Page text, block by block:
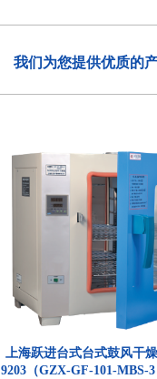
我们为您提供优质的
上海跃进台式台式鼓风干
9203（GZX-GF-101-MBS-